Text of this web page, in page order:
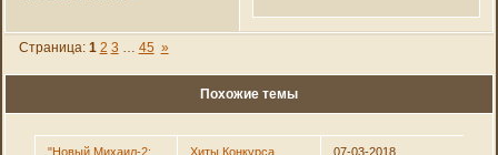
Страница: 1 2 3 … 45 »
Похожие темы
"Новый Михаил-2:
Хиты Конкурса
07-03-2018